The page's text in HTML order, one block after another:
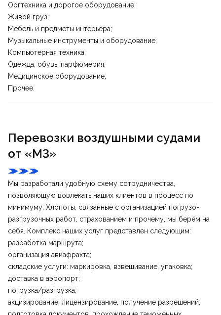
Оргтехника и дорогое оборудование;
Живой груз;
Мебель и предметы интерьера;
Музыкальные инструменты и оборудование;
Компьютерная техника;
Одежда, обувь, парфюмерия;
Медицинское оборудование;
Прочее.
Перевозки воздушными судами
от «M3»
Мы разработали удобную схему сотрудничества,
позволяющую вовлекать наших клиентов в процесс по
минимуму. Хлопоты, связанные с организацией погрузо-
разгрузочных работ, страхованием и прочему, мы берём на
себя. Комплекс наших услуг представлен следующим:
разработка маршрута;
организация авиафрахта;
складские услуги: маркировка, взвешивание, упаковка;
доставка в аэропорт;
погрузка/разгрузка;
акцизирование, лицензирование, получение разрешений;